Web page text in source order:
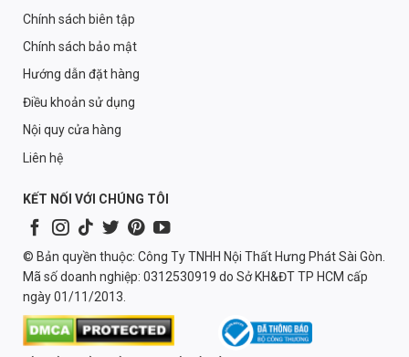
Chính sách biên tập
Chính sách bảo mật
Hướng dẫn đặt hàng
Điều khoản sử dụng
Nội quy cửa hàng
Liên hệ
KẾT NỐI VỚI CHÚNG TÔI
© Bản quyền thuộc: Công Ty TNHH Nội Thất Hưng Phát Sài Gòn.
Mã số doanh nghiệp: 0312530919 do Sở KH&ĐT TP HCM cấp
ngày 01/11/2013.